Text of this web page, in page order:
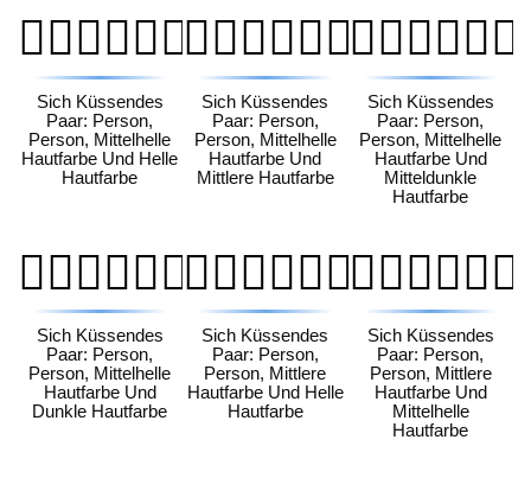
🧑🏼‍❤️‍💋‍🧑🏻
Sich Küssendes
Paar: Person,
Person, Mittelhelle
Hautfarbe Und Helle
Hautfarbe
🧑🏼‍❤️‍💋‍🧑🏽
Sich Küssendes
Paar: Person,
Person, Mittelhelle
Hautfarbe Und
Mittlere Hautfarbe
🧑🏼‍❤️‍💋‍🧑🏾
Sich Küssendes
Paar: Person,
Person, Mittelhelle
Hautfarbe Und
Mitteldunkle
Hautfarbe
🧑🏼‍❤️‍💋‍🧑🏿
Sich Küssendes
Paar: Person,
Person, Mittelhelle
Hautfarbe Und
Dunkle Hautfarbe
🧑🏽‍❤️‍💋‍🧑🏻
Sich Küssendes
Paar: Person,
Person, Mittlere
Hautfarbe Und Helle
Hautfarbe
🧑🏽‍❤️‍💋‍🧑🏼
Sich Küssendes
Paar: Person,
Person, Mittlere
Hautfarbe Und
Mittelhelle
Hautfarbe